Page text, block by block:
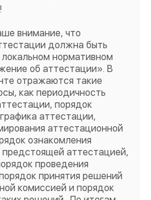
внимание, что
должна быть
локальном нормативном
об аттестации». В
отражаются такие
как периодичность
порядок
аттестации,
аттестационной
ознакомления
предстоящей аттестацией,
проведения
принятия решений
комиссией и порядок